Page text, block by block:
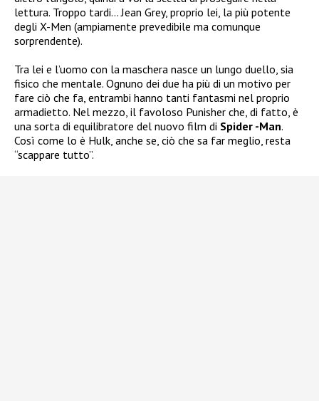
lettura. Troppo tardi… Jean Grey, proprio lei, la più potente
degli X-Men (ampiamente prevedibile ma comunque
sorprendente).
Tra lei e l’uomo con la maschera nasce un lungo duello, sia
fisico che mentale. Ognuno dei due ha più di un motivo per
fare ciò che fa, entrambi hanno tanti fantasmi nel proprio
armadietto. Nel mezzo, il favoloso Punisher che, di fatto, è
una sorta di equilibratore del nuovo film di Spider -Man.
Così come lo è Hulk, anche se, ciò che sa far meglio, resta
“scappare tutto”.